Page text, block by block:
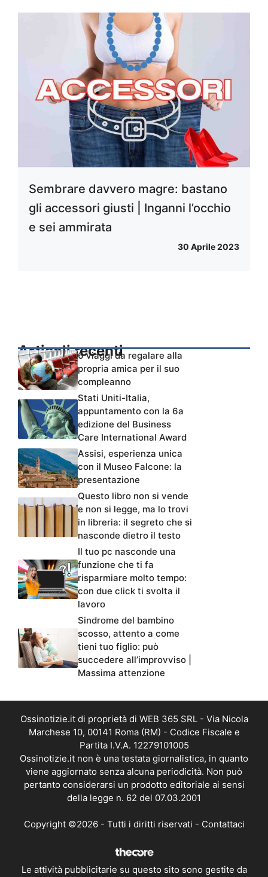
Sembrare davvero magre: bastano
gli accessori giusti | Inganni l’occhio
e sei ammirata
30 Aprile 2023
Articoli recenti6 viaggi da regalare alla
propria amica per il suo
compleanno
Stati Uniti-Italia,
appuntamento con la 6a
edizione del Business
Care International Award
Assisi, esperienza unica
con il Museo Falcone: la
presentazione
Questo libro non si vende
e non si legge, ma lo trovi
in libreria: il segreto che si
nasconde dietro il testo
Il tuo pc nasconde una
funzione che ti fa
risparmiare molto tempo:
con due click ti svolta il
lavoro
Sindrome del bambino
scosso, attento a come
tieni tuo figlio: può
succedere all’improvviso |
Massima attenzione
Ossinotizie.it di proprietà di WEB 365 SRL - Via Nicola
Marchese 10, 00141 Roma (RM) - Codice Fiscale e
Partita I.V.A. 12279101005
Ossinotizie.it non è una testata giornalistica, in quanto
viene aggiornato senza alcuna periodicità. Non può
pertanto considerarsi un prodotto editoriale ai sensi
della legge n. 62 del 07.03.2001
Copyright ©2026 - Tutti i diritti riservati - Contattaci
Le attività pubblicitarie su questo sito sono gestite da